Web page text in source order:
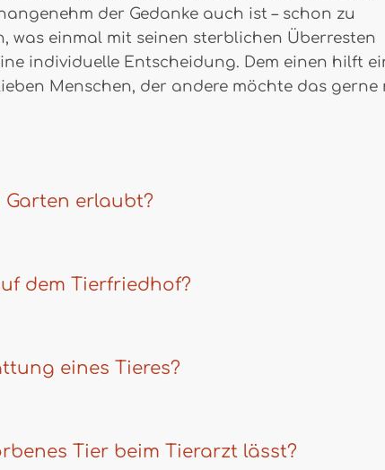
der Gedanke auch ist – schon zu
was einmal mit seinen sterblichen Überresten
individuelle Entscheidung. Dem einen hilft
Menschen, der andere möchte das gerne
erlaubt?
dem Tierfriedhof?
eines Tieres?
Tier beim Tierarzt lässt?